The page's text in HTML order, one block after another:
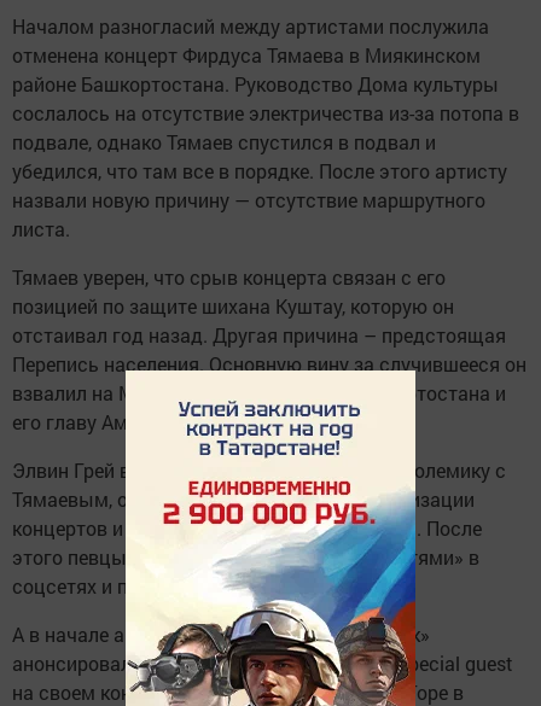
Началом разногласий между артистами послужила
отменена концерт Фирдуса Тямаева в Миякинском
районе Башкортостана. Руководство Дома культуры
сослалось на отсутствие электричества из-за потопа в
подвале, однако Тямаев спустился в подвал и
убедился, что там все в порядке. После этого артисту
назвали новую причину — отсутствие маршрутного
листа.
Тямаев уверен, что срыв концерта связан с его
позицией по защите шихана Куштау, которую он
отстаивал год назад. Другая причина – предстоящая
Перепись населения. Основную вину за случившееся он
взвалил на Министерство культуры Башкортостана и
его главу Амину Шафикову.
Элвин Грей в социальных сетях вступил в полемику с
Тямаевым, обвиняя коллегу в плохой организации
концертов и желании на этом попиариться». После
этого певцы не раз обменялись «любезностями» в
соцсетях и перед прессой.
А в начале августа башкирский «бурундучок»
анонсировал участие Тямаева в качестве special guest
на своем концерте на стадионе в Высокой Горе в